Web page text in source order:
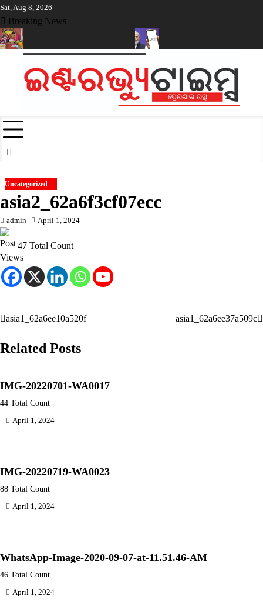
Skip
to
content
Sat, Aug 8, 2026
Breaking News
Uncategorized
asia2_62a6f3cf07ecc
admin April 1, 2024
47 Total Count
Post
navigation
asia1_62a6ee10a520f asia1_62a6ee37a509c
Related Posts
IMG-20220701-WA0017
44 Total Count
April 1, 2024
IMG-20220719-WA0023
88 Total Count
April 1, 2024
WhatsApp-Image-2020-09-07-at-11.51.46-AM
46 Total Count
April 1, 2024